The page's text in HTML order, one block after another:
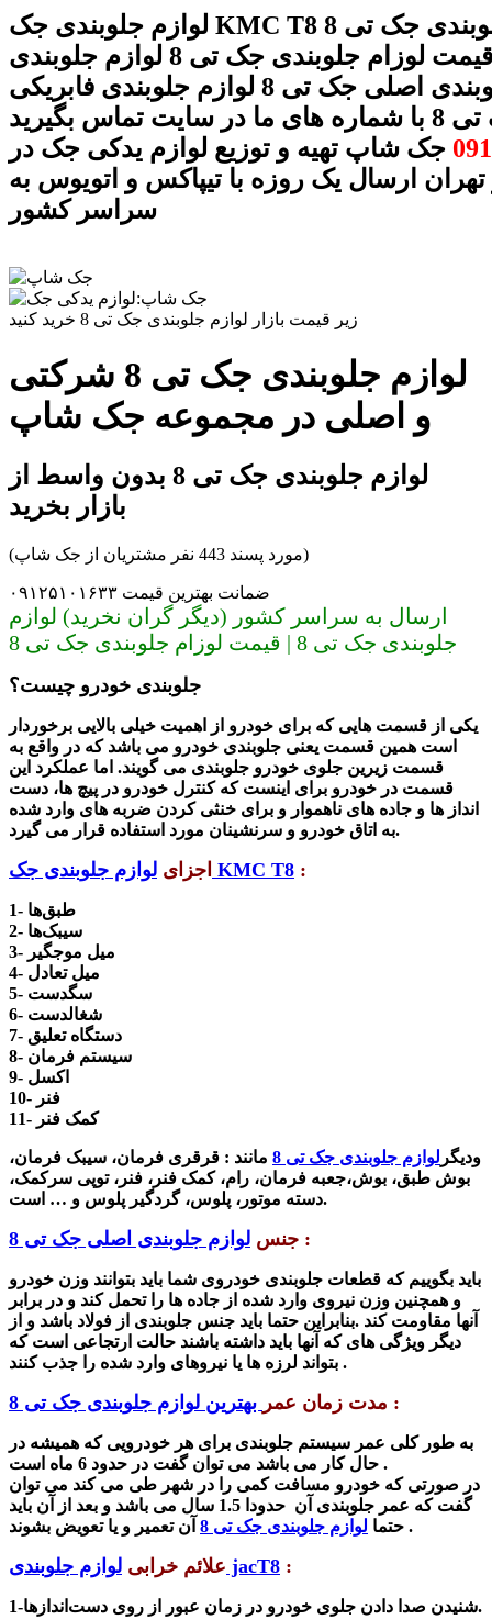
لوازم جلوبندی جک KMC T8 لوازم جلوبندی جک تی 8
قیمت لوزام جلوبندی جک تی 8 لوازم جلوبندی jacT8
لوازم جلوبندی اصلی جک تی 8 لوازم جلوبندی فابریکی
سایت تماس بگیرید
جک شاپ تهیه و توزیع لوازم یدکی جک در
تهران ارسال یک روزه با تیپاکس و اتویوس به
سراسر کشور
زیر قیمت بازار لوازم جلوبندی جک تی 8 خرید کنید
لوازم جلوبندی جک تی 8 شرکتی
و اصلی در مجموعه جک شاپ
لوازم جلوبندی جک تی 8 بدون واسط از
بازار بخرید
(مورد پسند 443 نفر مشتریان از جک شاپ)
ضمانت بهترین قیمت ۰۹۱۲۵۱۰۱۶۳۳
ارسال به سراسر کشور (دیگر گران نخرید) لوازم
جلوبندی جک تی 8 | قیمت لوزام جلوبندی جک تی 8
جلوبندی خودرو چیست؟
یکی از قسمت هایی که برای خودرو از اهمیت خیلی بالایی برخوردار
است همین قسمت یعنی جلوبندی خودرو می باشد که در واقع به
قسمت زیرین جلوی خودرو جلوبندی می گویند. اما عملکرد این
قسمت در خودرو برای اینست که کنترل خودرو در پیچ ها، دست
انداز ها و جاده های ناهموار و برای خنثی کردن ضربه های وارد شده
به اتاق خودرو و سرنشینان مورد استفاده قرار می گیرد.
اجزای لوازم جلوبندی جک KMC T8 :
1- طبق‌ها
2- سیبک‌ها
3- میل موجگیر
4- میل تعادل
5- سگدست
6- شغالدست
7- دستگاه تعلیق
8- سیستم فرمان
9- اکسل
10- فنر
11- کمک فنر
ودیگر لوازم جلوبندی جک تی 8 مانند : قرقری فرمان، سیبک فرمان،
بوش طبق، بوش‌،جعبه فرمان، رام، کمک فنر، فنر، توپی سرکمک،
دسته موتور، پلوس، گردگیر پلوس و … است.
جنس لوازم جلوبندی اصلی جک تی 8 :
باید بگوییم که قطعات جلوبندی خودروی شما باید بتوانند وزن خودرو
و همچنین وزن نیروی وارد شده از جاده ها را تحمل کند و در برابر
آنها مقاومت کند .بنابراین حتما باید جنس جلوبندی از فولاد باشد و از
دیگر ویژگی های که آنها باید داشته باشند حالت ارتجاعی است که
بتواند لرزه ها یا نیروهای وارد شده را جذب کنند .
مدت زمان عمر بهترین لوازم جلوبندی جک تی 8 :
به طور کلی عمر سیستم جلوبندی برای هر خودرویی که همیشه در
حال کار می باشد می توان گفت در حدود 6 ماه است .
در صورتی که خودرو مسافت کمی را در شهر طی می کند می توان
گفت که عمر جلوبندی آن حدودا 1.5 سال می باشد و بعد از آن باید
حتما لوازم جلوبندی جک تی 8 آن تعمیر و یا تعویض بشوند .
علائم خرابی لوازم جلوبندی jacT8 :
1-شنیدن صدا دادن جلوی خودرو در زمان عبور از روی دست‌اندازها.